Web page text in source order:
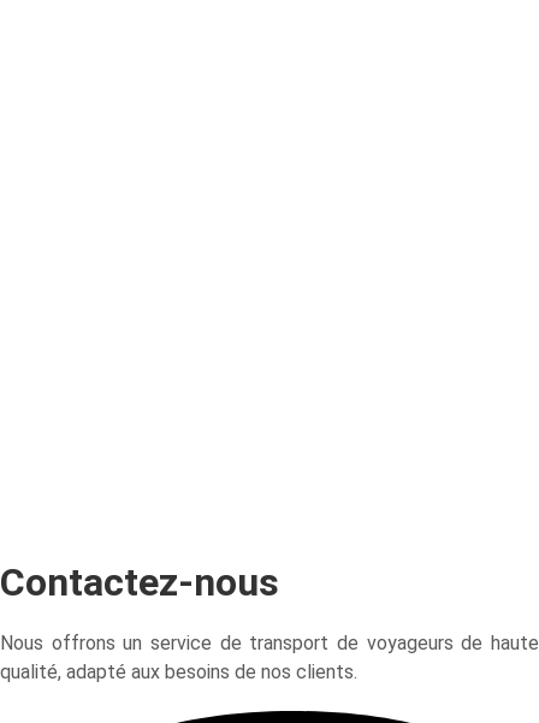
Contactez-nous
Nous offrons un service de transport de voyageurs de haute
qualité, adapté aux besoins de nos clients.